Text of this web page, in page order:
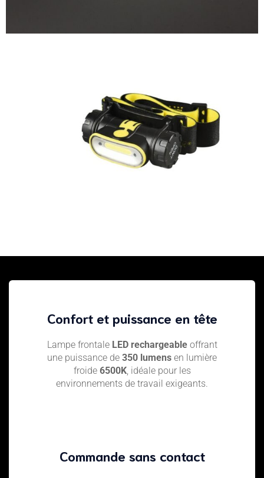
Confort et puissance en tête
Lampe frontale LED rechargeableoffrant
une puissance de 350 lumens en lumière
froide 6500K, idéale pour les
environnements de travail exigeants.
Commande sans contact